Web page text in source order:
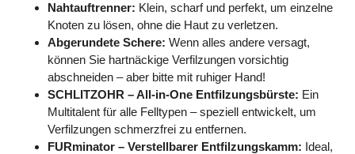
Nahtauftrenner: Klein, scharf und perfekt, um einzelne
Knoten zu lösen, ohne die Haut zu verletzen.
Abgerundete Schere: Wenn alles andere versagt,
können Sie hartnäckige Verfilzungen vorsichtig
abschneiden – aber bitte mit ruhiger Hand!
SCHLITZOHR – All-in-One Entfilzungsbürste: Ein
Multitalent für alle Felltypen – speziell entwickelt, um
Verfilzungen schmerzfrei zu entfernen.
FURminator – Verstellbarer Entfilzungskamm: Ideal,